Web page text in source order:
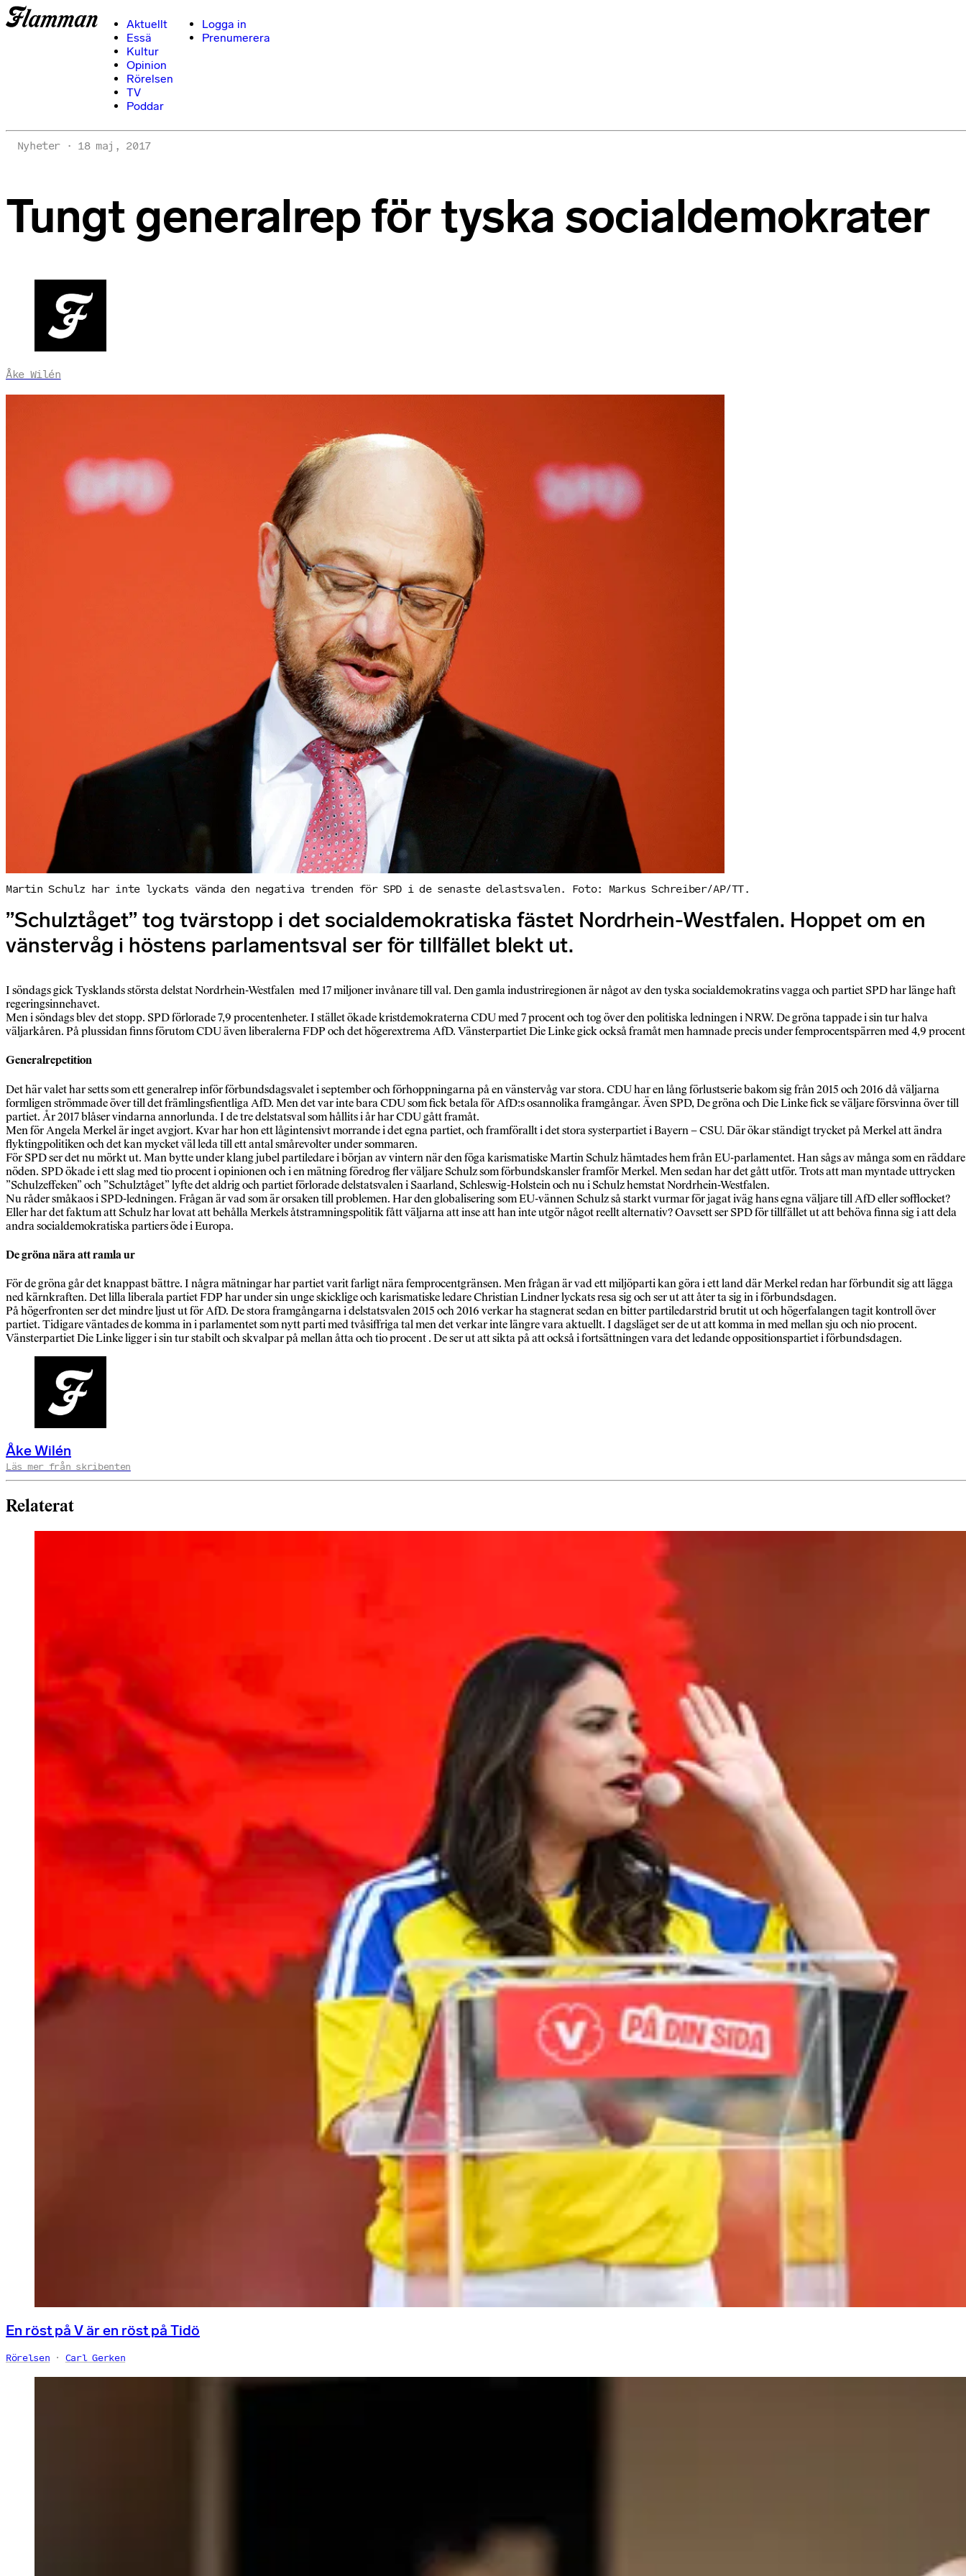
Aktuellt
Essä
Kultur
Opinion
Rörelsen
TV
Poddar
Logga in
Prenumerera
Nyheter 18 maj, 2017
Tungt generalrep för tyska socialdemokrater
Åke Wilén
Martin Schulz har inte lyckats vända den negativa trenden för SPD i de senaste delastsvalen. Foto: Markus Schreiber/AP/TT.
”Schulztåget” tog tvärstopp i det socialdemokratiska fästet Nordrhein-Westfalen. Hoppet om en
vänstervåg i höstens parlamentsval ser för tillfället blekt ut.
I söndags gick Tysklands största delstat Nordrhein-Westfalen med 17 miljoner invånare till val. Den gamla industriregionen är något av den tyska socialdemokratins vagga och partiet SPD har länge haft
regeringsinnehavet.
Men i söndags blev det stopp. SPD förlorade 7,9 procentenheter. I stället ökade kristdemokraterna CDU med 7 procent och tog över den politiska ledningen i NRW. De gröna tappade i sin tur halva
väljarkåren. På plussidan finns förutom CDU även liberalerna FDP och det högerextrema AfD. Vänsterpartiet Die Linke gick också framåt men hamnade precis under femprocentspärren med 4,9
Generalrepetition
Det här valet har setts som ett generalrep inför förbundsdagsvalet i september och förhoppningarna på en vänstervåg var stora. CDU har en lång förlustserie bakom sig från 2015 och 2016 då väljarna
formligen strömmade över till det främlingsfientliga AfD. Men det var inte bara CDU som fick betala för AfD:s osannolika framgångar. Även SPD, De gröna och Die Linke fick se väljare försvinna över till
partiet. År 2017 blåser vindarna annorlunda. I de tre delstatsval som hållits i år har CDU gått framåt.
Men för Angela Merkel är inget avgjort. Kvar har hon ett lågintensivt morrande i det egna partiet, och framförallt i det stora systerpartiet i Bayern – CSU. Där ökar ständigt trycket på Merkel att ändra
flyktingpolitiken och det kan mycket väl leda till ett antal smårevolter under sommaren.
För SPD ser det nu mörkt ut. Man bytte under klang jubel partiledare i början av vintern när den föga karismatiske Martin Schulz hämtades hem från EU-parlamentet. Han sågs av många som en
nöden. SPD ökade i ett slag med tio procent i opinionen och i en mätning föredrog fler väljare Schulz som förbundskansler framför Merkel. Men sedan har det gått utför. Trots att man myntade uttrycken
”Schulzeffeken” och ”Schulztåget” lyfte det aldrig och partiet förlorade delstatsvalen i Saarland, Schleswig-Holstein och nu i Schulz hemstat Nordrhein-Westfalen.
Nu råder småkaos i SPD-ledningen. Frågan är vad som är orsaken till problemen. Har den globalisering som EU-vännen Schulz så starkt vurmar för jagat iväg hans egna väljare till AfD eller sofflocket?
Eller har det faktum att Schulz har lovat att behålla Merkels åtstramningspolitik fått väljarna att inse att han inte utgör något reellt alternativ? Oavsett ser SPD för tillfället ut att behöva finna sig i att dela
andra socialdemokratiska partiers öde i Europa.
De gröna nära att ramla ur
För de gröna går det knappast bättre. I några mätningar har partiet varit farligt nära femprocentgränsen. Men frågan är vad ett miljöparti kan göra i ett land där Merkel redan har förbundit sig att lägga
ned kärnkraften. Det lilla liberala partiet FDP har under sin unge skicklige och karismatiske ledare Christian Lindner lyckats resa sig och ser ut att åter ta sig in i förbundsdagen.
På högerfronten ser det mindre ljust ut för AfD. De stora framgångarna i delstatsvalen 2015 och 2016 verkar ha stagnerat sedan en bitter partiledarstrid brutit ut och högerfalangen tagit kontroll över
partiet. Tidigare väntades de komma in i parlamentet som nytt parti med tvåsiffriga tal men det verkar inte längre vara aktuellt. I dagsläget ser de ut att komma in med mellan sju och nio procent.
Vänsterpartiet Die Linke ligger i sin tur stabilt och skvalpar på mellan åtta och tio procent . De ser ut att sikta på att också i fortsättningen vara det ledande oppositionspartiet i förbundsdagen.
Åke Wilén
Läs mer från skribenten
Relaterat
En röst på V är en röst på Tidö
Rörelsen Carl Gerken